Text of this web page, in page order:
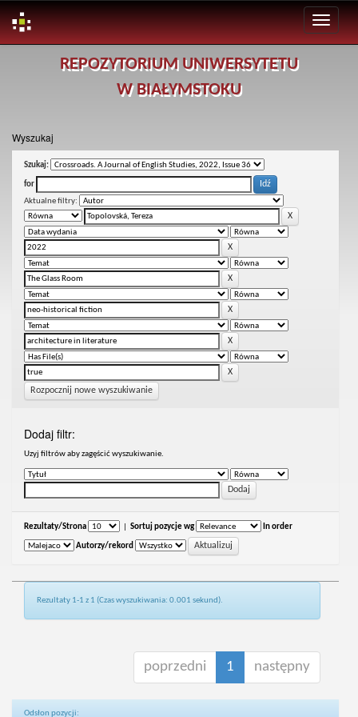
REPOZYTORIUM UNIWERSYTETU
W BIAŁYMSTOKU
Wyszukaj
Szukaj:
for
Aktualne filtry:
Rozpocznij nowe wyszukiwanie
Dodaj filtr:
Uzyj filtrów aby zagęścić wyszukiwanie.
Rezultaty/Strona Sortuj pozycje wg In order
Autorzy/rekord
Rezultaty 1-1 z 1 (Czas wyszukiwania: 0.001 sekund).
poprzedni 1 następny
Odsłon pozycji: